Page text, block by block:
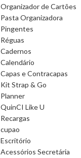
Organizador de Cartões
Pasta Organizadora
Pingentes
Réguas
Cadernos
Calendário
Capas e Contracapas
Kit Strap & Go
Planner
QuinCI Like U
Recargas
cupao
Escritório
Acessórios Secretária